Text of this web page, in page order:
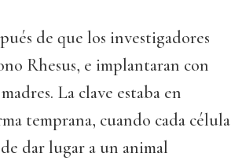
de que los investigadores
Rhesus, e implantaran con
La clave estaba en
temprana, cuando cada célula
dar lugar a un animal